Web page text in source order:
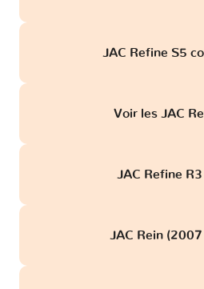
JAC Refine S5
Voir les JAC
JAC Refine
JAC Rein